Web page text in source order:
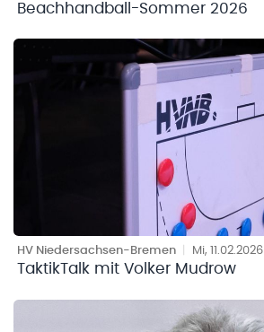
Beachhandball-Sommer 2026
HV Niedersachsen-Bremen Mi, 11.02.2026
TaktikTalk mit Volker Mudrow